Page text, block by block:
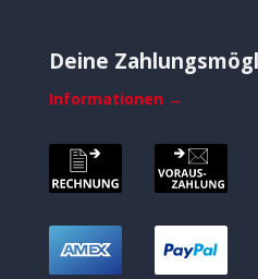
Deine
Informationen →